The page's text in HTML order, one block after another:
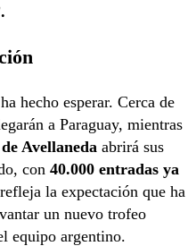
hecho esperar. Cerca de
a Paraguay, mientras
Avellaneda abrirá sus
con 40.000 entradas ya
la expectación que ha
un nuevo trofeo
equipo argentino.